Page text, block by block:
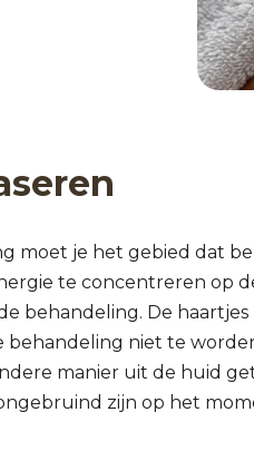
moet je het gebied dat
te concentreren op
behandeling. De
behandeling niet te
manier uit de huid
zijn op het